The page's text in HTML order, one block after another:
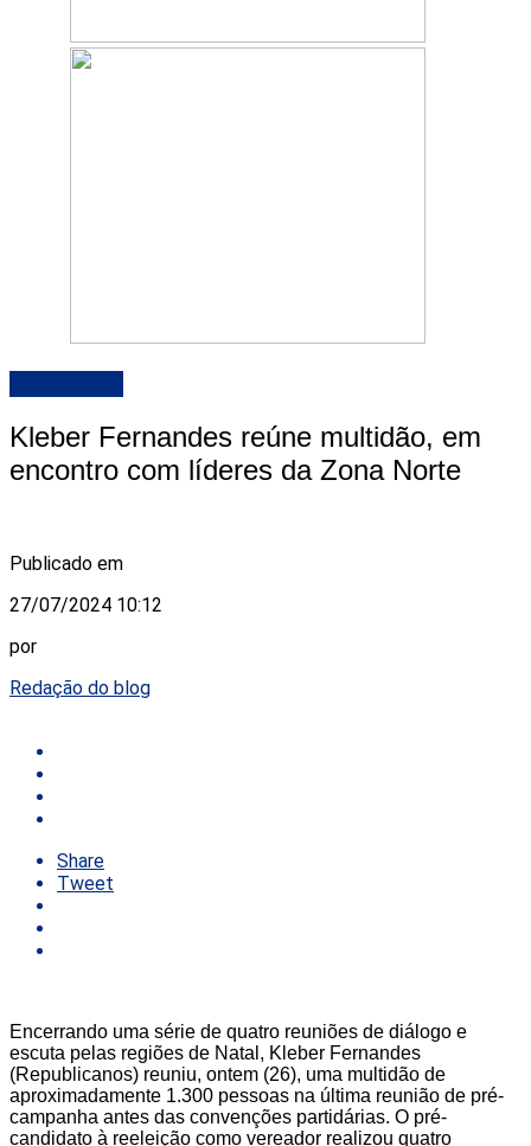
Kleber Fernandes reúne multidão, em
encontro com líderes da Zona Norte
Publicado em
27/07/2024 10:12
por
Redação do blog
Share
Tweet
Encerrando uma série de quatro reuniões de diálogo e
escuta pelas regiões de Natal, Kleber Fernandes
(Republicanos) reuniu, ontem (26), uma multidão de
aproximadamente 1.300 pessoas na última reunião de pré-
campanha antes das convenções partidárias. O pré-
candidato à reeleição como vereador realizou quatro